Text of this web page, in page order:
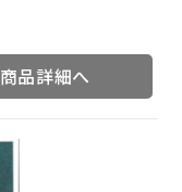
商品詳細へ